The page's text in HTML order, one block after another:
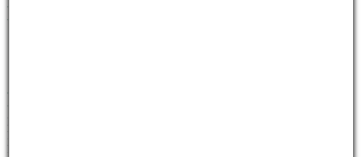
Kontakt:
Registereintrag:
Eintragung im Handelsregister.
Registergericht: Amtsgericht Bad Kreuznach
Registernummer: HRB 10835